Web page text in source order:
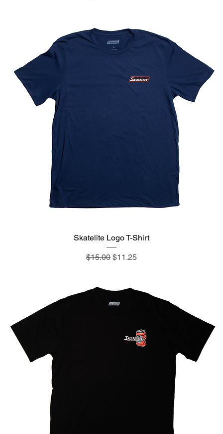
Skatelite Logo T-Shirt
通常価格
$15.00 セール価格
$11.25